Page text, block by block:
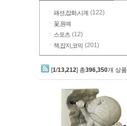
패션,잡화,시계 (122)
꽃,원예
스포츠 (12)
책,잡지,코믹 (201)
[1/13,212] 총396,350개 상품